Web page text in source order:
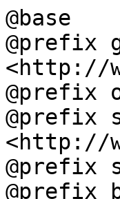
@base
@prefix
<http://
@prefix
@prefix
<http://
@prefix